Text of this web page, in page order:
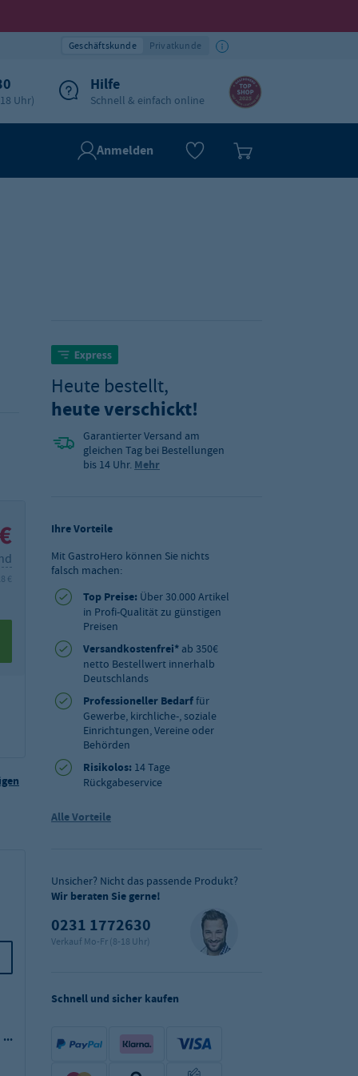
Geschäftskunde Privatkunde
Uhr)
Hilfe
Schnell & einfach online
Anmelden
€
Colors Gold 18/0
Kaffeelöffel
Colors Gold 18/0
Dessertmesser
Heute bestellt,
heute verschickt!
Garantierter Versand am
gleichen Tag bei Bestellungen
bis 14 Uhr. Mehr
Ihre Vorteile
Mit GastroHero können Sie nichts
falsch machen:
Top Preise: Über 30.000 Artikel
in Profi-Qualität zu günstigen
Preisen
Versandkostenfrei* ab 350€
netto Bestellwert innerhalb
Deutschlands
Professioneller Bedarffür
Gewerbe, kirchliche-, soziale
Einrichtungen, Vereine oder
Behörden
Risikolos: 14 Tage
Rückgabeservice
Alle Vorteile
Unsicher? Nicht das passende Produkt?
Wir beraten Sie gerne!
0231 1772630
Verkauf Mo-Fr (8-18 Uhr)
Schnell und sicher kaufen